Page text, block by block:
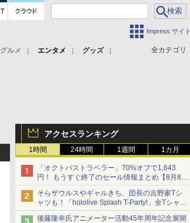
Impress サイト
全カテゴリ
グルメ エンタメ
グッズ
アクセスランキング
1時間 24時間 1週間 1カ月
「オクトパストラベラー」70%オフで1,643
円！ もうすぐ終了のセール情報まとめ【8月8日
更新】
ニンテンドーeショップでは「大神 絶景版」が
67%オフで990円
そらザウルスやギャルきち、団長の吉野家Tシ
ャツも！「hololive Splash T-Party!」全Tシャツ
ラインナップ公開＆オンライン販売開始
後藤隆幸氏アニメーター活動45年周年記念展開